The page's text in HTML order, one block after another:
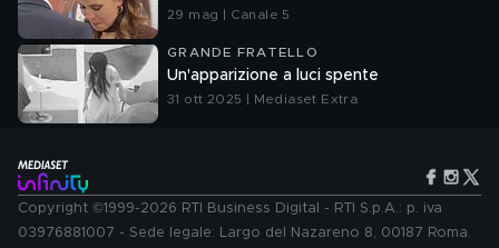
29 mag | Canale 5
GRANDE FRATELLO
Un'apparizione a luci spente
31 ott 2025 | Mediaset Extra
Copyright ©1999-2026 RTI Business Digital - RTI S.p.A.: p. iva
03976881007 - Sede legale: Largo del Nazareno 8, 00187 Roma.